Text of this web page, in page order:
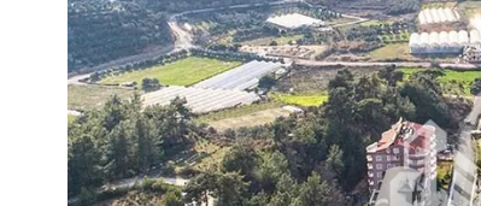
Испания —Страна
Кипр —Страна
Таиланд —Страна
Греция —Страна